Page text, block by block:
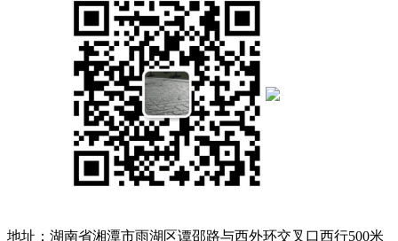
地址：湖南省湘潭市雨湖区谭邵路与西外环交叉口西行500米